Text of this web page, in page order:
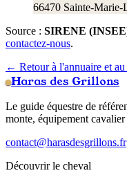
66470 Sainte-Marie-
Source : SIRENE
contactez-nous.
← Retour à l'annuaire et
Haras des Grillons
Le guide équestre de
monte, équipement cavalier
contact@harasdesgrillons.fr
Découvrir le cheval